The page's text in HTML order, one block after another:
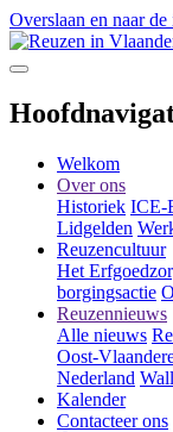
Overslaan en naar
Welkom
Over ons
Historiek ICE-
Lidgelden
Reuzencultuur
Het
borgingsactie
Reuzennieuws
Alle nieuws
Oost-
Nederland
Kalender
Contacteer ons